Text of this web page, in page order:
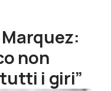
non
i giri”